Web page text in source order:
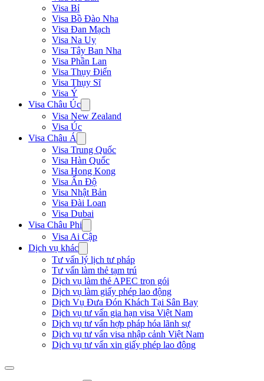
Visa Bỉ
Visa Bồ Đào Nha
Visa Đan Mạch
Visa Na Uy
Visa Tây Ban Nha
Visa Phần Lan
Visa Thụy Điển
Visa Thụy Sĩ
Visa Ý
Visa Châu Úc
Visa New Zealand
Visa Úc
Visa Châu Á
Visa Trung Quốc
Visa Hàn Quốc
Visa Hong Kong
Visa Ấn Độ
Visa Nhật Bản
Visa Đài Loan
Visa Dubai
Visa Châu Phi
Visa Ai Cập
Dịch vụ khác
Tư vấn lý lịch tư pháp
Tư vấn làm thẻ tạm trú
Dịch vụ làm thẻ APEC trọn gói
Dịch vụ làm giấy phép lao động
Dịch Vụ Đưa Đón Khách Tại Sân Bay
Dịch vụ tư vấn gia hạn visa Việt Nam
Dịch vụ tư vấn hợp pháp hóa lãnh sự
Dịch vụ tư vấn visa nhập cảnh Việt Nam
Dịch vụ tư vấn xin giấy phép lao động